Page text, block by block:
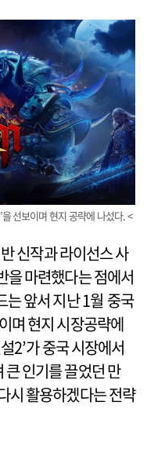
선보이며 현지 공략에 나섰다. <
신작과 라이선스 사
을 마련했다는 점에서
는 앞서 지난 1월 중국
며 현지 시장공략에
2’가 중국 시장에서
인기를 끌었던 만
시 활용하겠다는 전략